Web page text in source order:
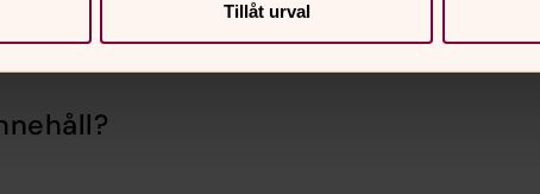
Tillåt urval